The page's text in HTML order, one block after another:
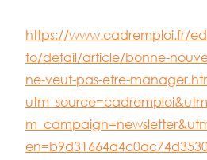
https://www.cadremploi.fr/
to/detail/article/bonne-
ne-veut-pas-etre-